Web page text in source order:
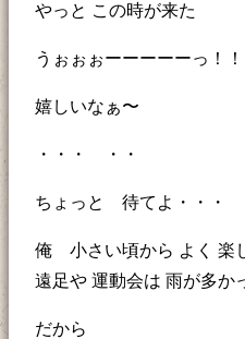
やっと この時が来た
うぉぉぉーーーーーっ！！
嬉しいなぁ〜
・・・ ・・
ちょっと 待てよ・・・
俺 小さい頃から よく 楽
遠足や 運動会は 雨が多か
だから